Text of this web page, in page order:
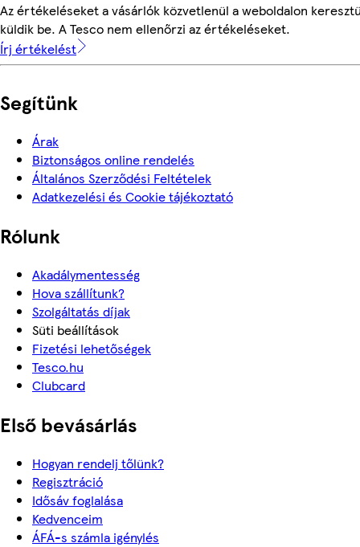
Az értékeléseket a vásárlók közvetlenül a weboldalon
küldik be. A Tesco nem ellenőrzi az értékeléseket.
Írj értékelést
Segítünk
Árak
Biztonságos online rendelés
Általános Szerződési Feltételek
Adatkezelési és Cookie tájékoztató
Rólunk
Akadálymentesség
Hova szállítunk?
Szolgáltatás díjak
Süti beállítások
Fizetési lehetőségek
Tesco.hu
Clubcard
Első bevásárlás
Hogyan rendelj tőlünk?
Regisztráció
Idősáv foglalása
Kedvenceim
ÁFÁ-s számla igénylés